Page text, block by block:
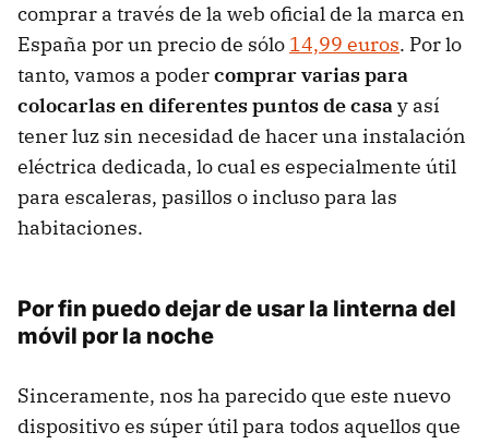
comprar a través de la web oficial de la marca en
España por un precio de sólo 14,99 euros. Por lo
tanto, vamos a podercomprar varias para
colocarlas en diferentes puntos de casay así
tener luz sin necesidad de hacer una instalación
eléctrica dedicada, lo cual es especialmente útil
para escaleras, pasillos o incluso para las
habitaciones.
Por fin puedo dejar de usar la linterna del
móvil por la noche
Sinceramente, nos ha parecido que este nuevo
dispositivo es súper útil para todos aquellos que